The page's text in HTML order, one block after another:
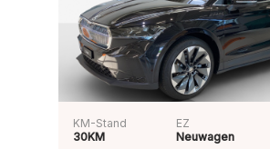
KM-Stand
30KM
EZ
Neuwagen